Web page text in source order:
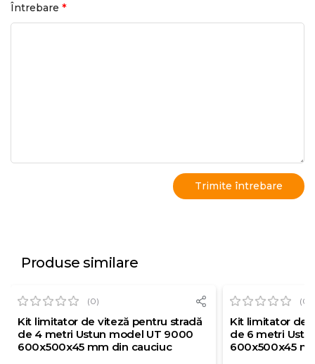
Întrebare *
Produse similare
(0)
Kit limitator de viteză pentru stradă
de 4 metri Ustun model UT 9000
600x500x45 mm din cauciuc
(0)
Kit limitator de
de 6 metri
600x500x45